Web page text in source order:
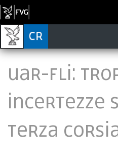
UAR-Fli:
incertezze
terza